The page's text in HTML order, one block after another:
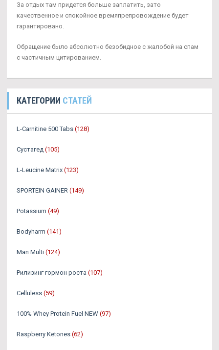
За отдых там придется больше заплатить, зато
качественное и спокойное времяпрепровождение будет
гарантировано.
Обращение было абсолютно безобидное с жалобой на спам
с частичным цитированием.
КАТЕГОРИИ СТАТЕЙ
L-Carnitine 500 Tabs (128)
Сустагед (105)
L-Leucine Matrix (123)
SPORTEIN GAINER (149)
Potassium (49)
Bodyharm (141)
Man Multi (124)
Рилизинг гормон роста (107)
Celluless (59)
100% Whey Protein Fuel NEW (97)
Raspberry Ketones (62)